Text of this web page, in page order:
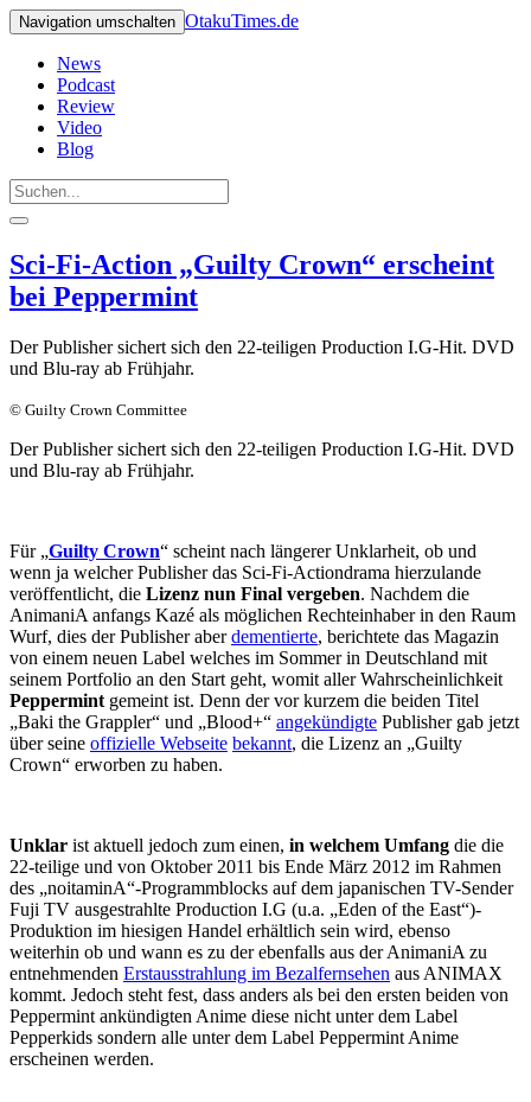
Navigation umschalten OtakuTimes.de
News
Podcast
Review
Video
Blog
Sci-Fi-Action „Guilty Crown“ erscheint
bei Peppermint
Der Publisher sichert sich den 22-teiligen Production I.G-Hit. DVD
und Blu-ray ab Frühjahr.
© Guilty Crown Committee
Der Publisher sichert sich den 22-teiligen Production I.G-Hit. DVD
und Blu-ray ab Frühjahr.
Für „Guilty Crown“ scheint nach längerer Unklarheit, ob und
wenn ja welcher Publisher das Sci-Fi-Actiondrama hierzulande
veröffentlicht, die Lizenz nun Final vergeben. Nachdem die
AnimaniA anfangs Kazé als möglichen Rechteinhaber in den Raum
Wurf, dies der Publisher aberdementierte, berichtete das Magazin
von einem neuen Label welches im Sommer in Deutschland mit
seinem Portfolio an den Start geht, womit aller Wahrscheinlichkeit
Peppermint gemeint ist. Denn der vor kurzem die beiden Titel
„Baki the Grappler“ und „Blood+“ angekündigte Publisher gab jetzt
über seine offizielle Webseite bekannt, die Lizenz an „Guilty
Crown“ erworben zu haben.
Unklar ist aktuell jedoch zum einen, in welchem Umfang die die
22-teilige und von Oktober 2011 bis Ende März 2012 im Rahmen
des „noitaminA“-Programmblocks auf dem japanischen TV-Sender
Fuji TV ausgestrahlte Production I.G (u.a. „Eden of the East“)-
Produktion im hiesigen Handel erhältlich sein wird, ebenso
weiterhin ob und wann es zu der ebenfalls aus der AnimaniA zu
entnehmenden Erstausstrahlung im Bezalfernsehen aus ANIMAX
kommt. Jedoch steht fest, dass anders als bei den ersten beiden von
Peppermint ankündigten Anime diese nicht unter dem Label
Pepperkids sondern alle unter dem Label Peppermint Anime
erscheinen werden.